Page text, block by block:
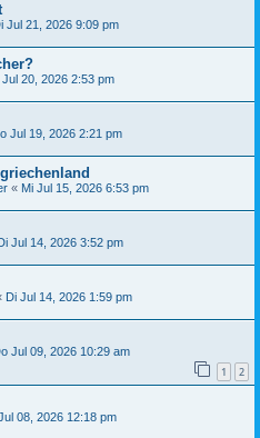
Jul 21, 2026 9:09 pm
Jul 20, 2026 2:53 pm
Jul 19, 2026 2:21 pm
« Mi Jul 15, 2026 6:53 pm
Di Jul 14, 2026 3:52 pm
Di Jul 14, 2026 1:59 pm
Jul 09, 2026 10:29 am
1 2
08, 2026 12:18 pm